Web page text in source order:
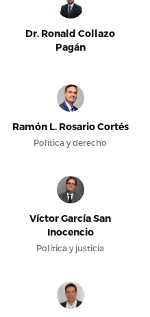
Dr. Ronald Collazo
Pagán
Ramón L. Rosario Cortés
Política y derecho
Víctor García San
Inocencio
Política y justicia